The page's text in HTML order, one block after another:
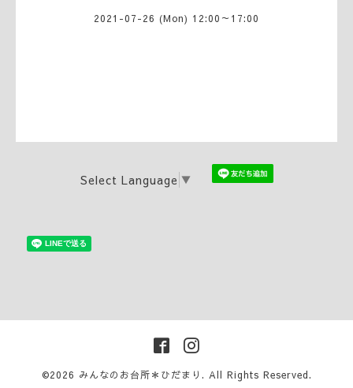
2021-07-26 (Mon) 12:00～17:00
Select Language ▼
©2026 みんなのお台所＊ひだまり . All Rights Reserved.